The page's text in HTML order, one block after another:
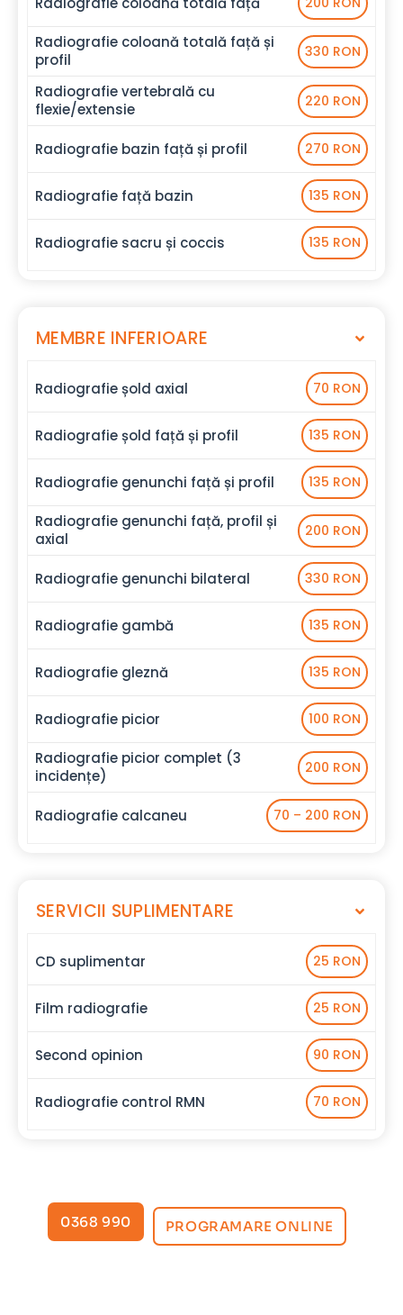
Radiografie coloană totală față și
profil
330 RON
Radiografie vertebrală cu
flexie/extensie
220 RON
Radiografie bazin față și profil 270 RON
Radiografie față bazin 135 RON
Radiografie sacru și coccis 135 RON
MEMBRE INFERIOARE
Radiografie șold axial 70 RON
Radiografie șold față și profil 135 RON
Radiografie genunchi față și profil 135 RON
Radiografie genunchi față, profil și
axial
200 RON
Radiografie genunchi bilateral 330 RON
Radiografie gambă 135 RON
Radiografie gleznă 135 RON
Radiografie picior 100 RON
Radiografie picior complet (3
incidențe)
200 RON
Radiografie calcaneu 70 – 200 RON
SERVICII SUPLIMENTARE
CD suplimentar 25 RON
Film radiografie 25 RON
Second opinion 90 RON
Radiografie control RMN 70 RON
0368 990 PROGRAMARE ONLINE